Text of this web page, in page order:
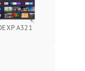
A321